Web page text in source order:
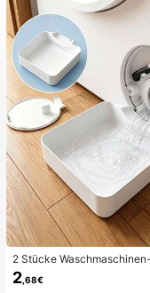
2 Stücke
gwanne Tropfschale,
Bodenschutzmatte für
2 ,68€